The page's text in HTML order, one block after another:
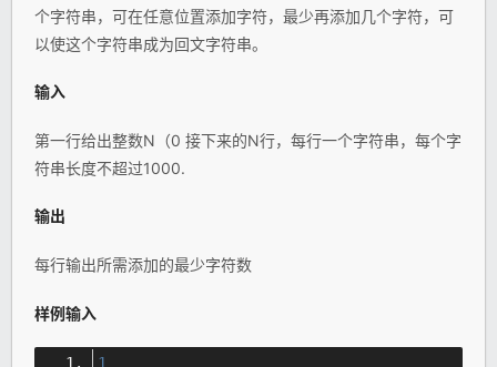
个字符串，可在任意位置添加字符，最少再添加几个字符，可
以使这个字符串成为回文字符串。
输入
第一行给出整数N（0 接下来的N行，每行一个字符串，每个字
符串长度不超过1000.
输出
每行输出所需添加的最少字符数
样例输入
1